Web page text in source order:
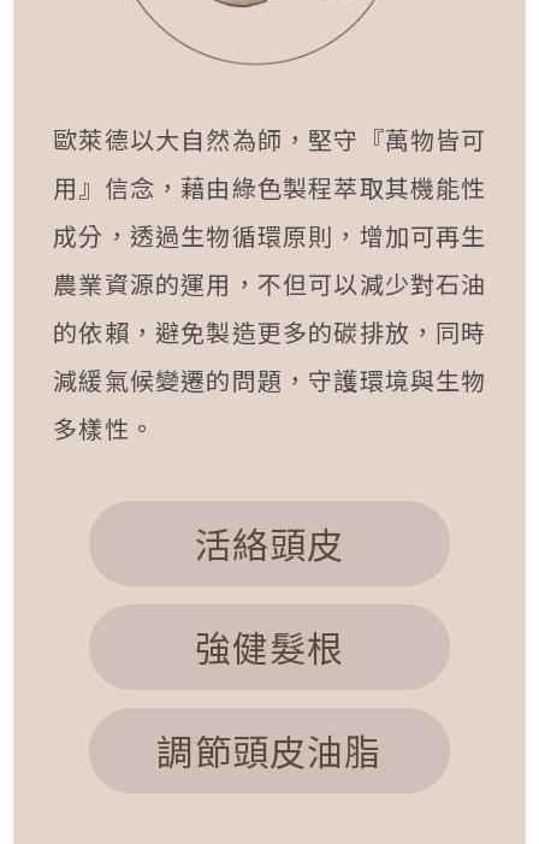
歐萊德以大自然為師，堅守『萬物皆可
用』信念，藉由綠色製程萃取其機能性
成分，透過生物循環原則，增加可再生
農業資源的運用，不但可以減少對石油
的依賴，避免製造更多的碳排放，同時
減緩氣候變遷的問題，守護環境與生物
多樣性。
活絡頭皮
強健髮根
調節頭皮油脂